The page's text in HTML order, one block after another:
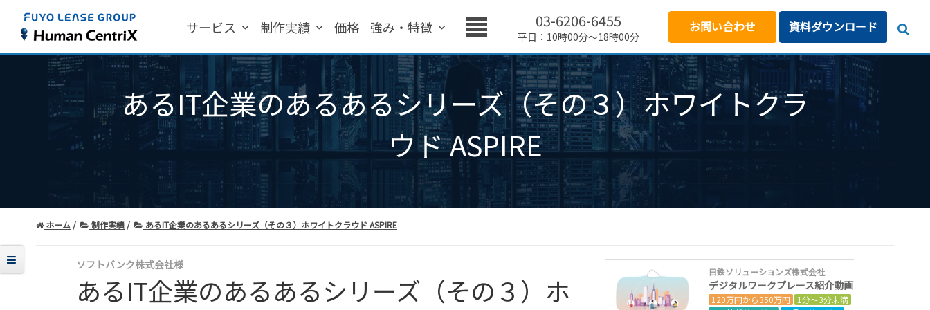
サービス 制作実績 価格 強み・特徴 03-6206-6455
平日：10時00分～18時00分
お問い合わせ 資料ダウンロード
あるIT企業のあるあるシリーズ（その３）ホワイトクラ
ウド ASPIRE
ホーム 制作実績 あるIT企業のあるあるシリーズ（その３）ホワイトクラウド ASPIRE
ソフトバンク株式会社様
あるIT企業のあるあるシリーズ（その３）ホ
日鉄ソリューションズ株式会社
デジタルワークプレース紹介動画
120万円から350万円
1分～3分未満